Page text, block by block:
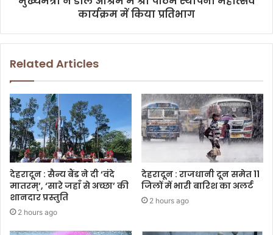
कार्यक्रम में किया प्रतिभाग
Related Articles
देहरादून : सैन्य बैंड ने दी ‘वंदे
मातरम्’, ‘सारे जहाँ से अच्छा’ की
शानदार प्रस्तुति
2 hours ago
देहरादून : राजधानी दून समेत 11
जिलों में भारी बारिश का अलर्ट
2 hours ago